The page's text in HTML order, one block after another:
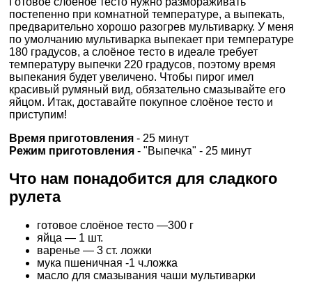
постепенно при комнатной температуре, а выпекать,
предварительно хорошо разогрев мультиварку. У меня
по умолчанию мультиварка выпекает при температуре
180 градусов, а слоёное тесто в идеале требует
температуру выпечки 220 градусов, поэтому время
выпекания будет увеличено. Чтобы пирог имел
красивый румяный вид, обязательно смазывайте его
яйцом. Итак, доставайте покупное слоёное тесто и
приступим!
Время приготовления - 25 минут
Режим приготовления - "Выпечка" - 25 минут
Что нам понадобится для сладкого
рулета
готовое слоёное тесто —300 г
яйца — 1 шт.
варенье — 3 ст. ложки
мука пшеничная -1 ч.ложка
масло для смазывания чаши мультиварки